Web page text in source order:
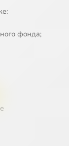
фонда;